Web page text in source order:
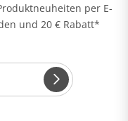
per E-
und 20 € Rabatt*